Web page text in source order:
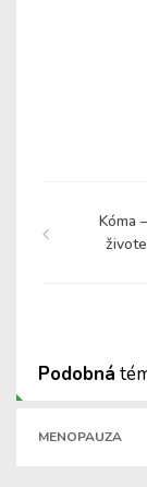
Kóma
Podobná
MENOPAUZA